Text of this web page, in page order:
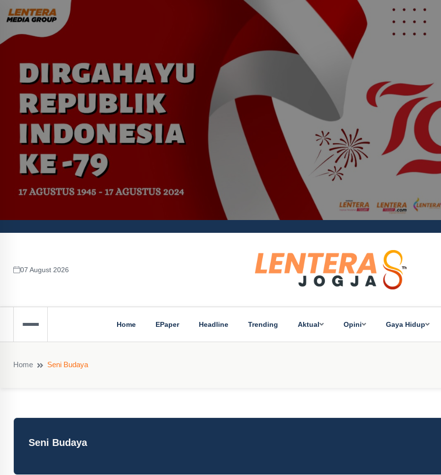
07 August 2026
Home EPaper Headline Trending Aktual Opini Gaya Hidup
Home Seni Budaya
Seni Budaya